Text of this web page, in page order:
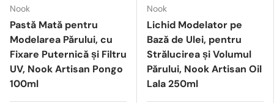
Nook
Pastă Mată pentru
Modelarea Părului, cu
Fixare Puternică și Filtru
UV, Nook Artisan Pongo
100ml
Nook
Lichid Modelator pe
Bază de Ulei, pentru
Strălucirea și Volumul
Părului, Nook Artisan Oil
Lala 250ml